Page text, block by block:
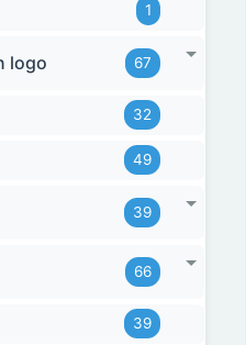
1
logo 67
32
49
39
66
39